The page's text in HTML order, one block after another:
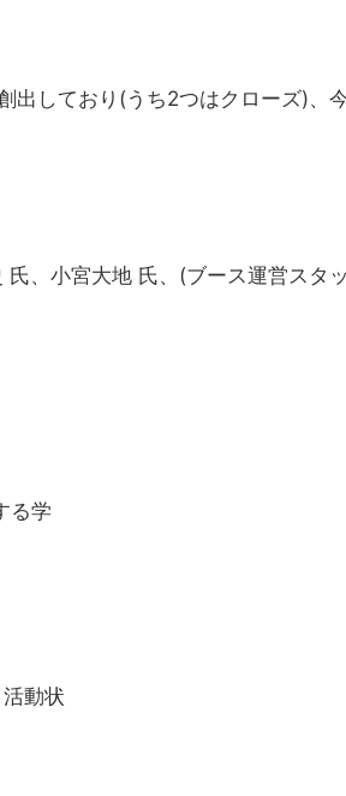
出しており(うち2つはクローズ)、
、小宮大地 氏、(ブース運営スタ
る学
動状